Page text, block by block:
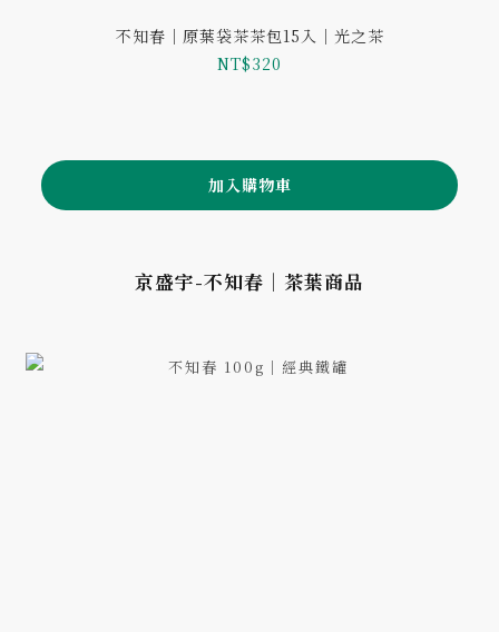
不知春｜原葉袋茶茶包15入｜光之茶
NT$320
加入購物車
京盛宇-不知春｜茶葉商品